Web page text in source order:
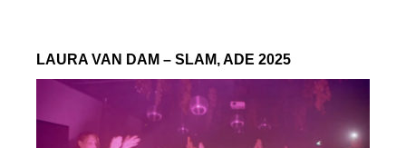
LAURA VAN DAM – SLAM, ADE 2025